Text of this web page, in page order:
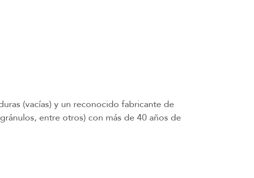
(vacías) y un reconocido fabricante de
entre otros) con más de 40 años de